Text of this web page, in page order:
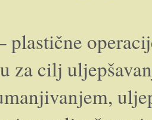
plastične
za cilj